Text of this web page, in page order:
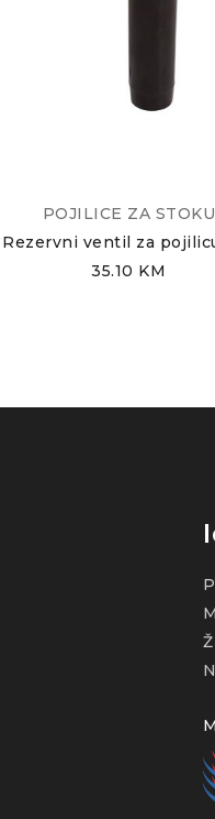
POJILICE ZA STOKU
Rezervni ventil za
35.10 KM